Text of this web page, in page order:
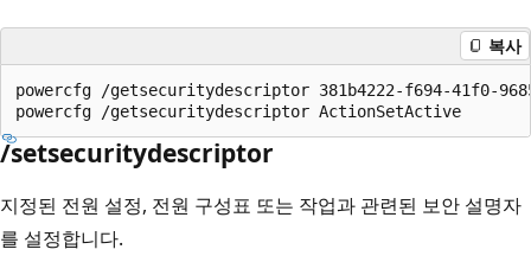
복사
powercfg /getsecuritydescriptor 381b4222-f694-41f0-
/setsecuritydescriptor
지정된 전원 설정, 전원 구성표 또는 작업과 관련된 보안 설명자
를 설정합니다.